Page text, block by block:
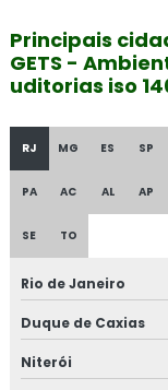
Principais
GETS -
uditorias iso
RJ MG ES SP
PA AC AL AP
SE TO
Rio de Janeiro
Duque de Caxias
Niterói